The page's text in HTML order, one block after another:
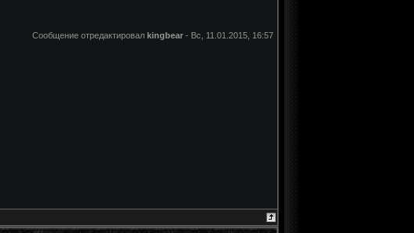
Сообщение отредактировал kingbear - Вс, 11.01.2015, 16:57